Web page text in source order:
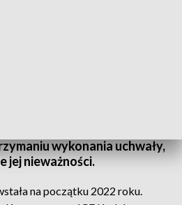
wykonania uchwały,
jej nieważności.
na początku 2022 roku.